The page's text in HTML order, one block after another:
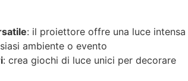
: il proiettore offre una luce intensa
ambiente o evento
: crea giochi di luce unici per decorare